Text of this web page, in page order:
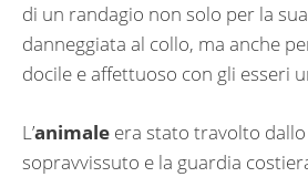
di un randagio non solo per la
danneggiata al collo, ma anche
docile e affettuoso con gli esseri
L’animale era stato travolto dallo
sopravvissuto e la guardia